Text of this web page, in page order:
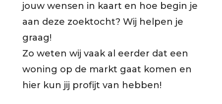
jouw wensen in kaart en hoe begin je
aan deze zoektocht? Wij helpen je
graag!
Zo weten wij vaak al eerder dat een
woning op de markt gaat komen en
hier kun jij profijt van hebben!